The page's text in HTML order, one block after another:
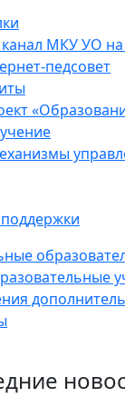
МКУ УО на
педсовет